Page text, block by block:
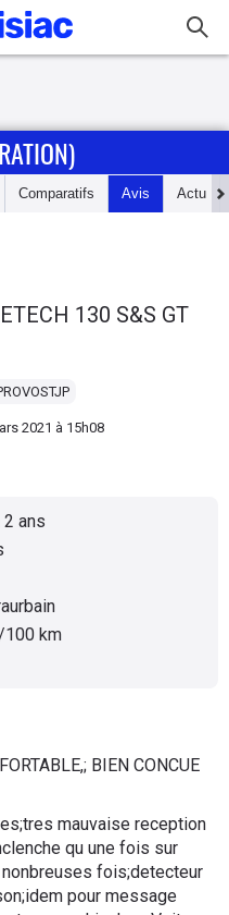
Comparatifs Avis Actu
130 S&S GT
2021 à 15h08
2 ans
100 km
BIEN CONCUE
mauvaise reception
qu une fois sur
fois;detecteur
pour message